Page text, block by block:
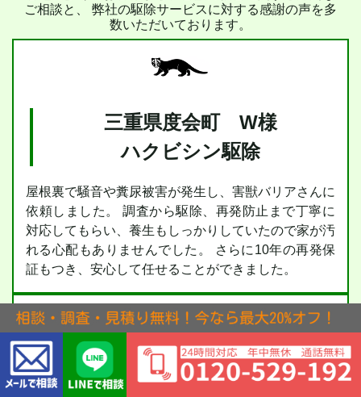
ご相談と、 弊社の駆除サービスに対する感謝の声を多
数いただいております。
三重県度会町 W様
ハクビシン駆除
屋根裏で騒音や糞尿被害が発生し、害獣バリアさんに
依頼しました。 調査から駆除、再発防止まで丁寧に
対応してもらい、養生もしっかりしていたので家が汚
れる心配もありませんでした。 さらに10年の再発保
証もつき、安心して任せることができました。
三重県度会町 G様